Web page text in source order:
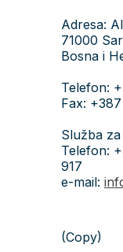
Adresa:
71000
Bosna i
Telefon:
Fax:
Služba
Telefon:
917
e-mail:
(Copy)